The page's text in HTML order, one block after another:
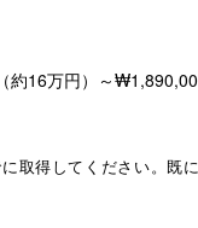
16万円）～
取得してください。既